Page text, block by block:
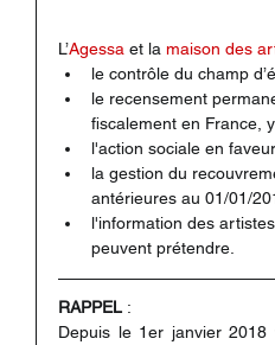
L’Agessa et la maison des
le contrôle du champ
le recensement
fiscalement en France,
l'action sociale en
la gestion du
antérieures au 01/01/
l'information des
peuvent prétendre.
RAPPEL :
Depuis le 1er janvier 2018